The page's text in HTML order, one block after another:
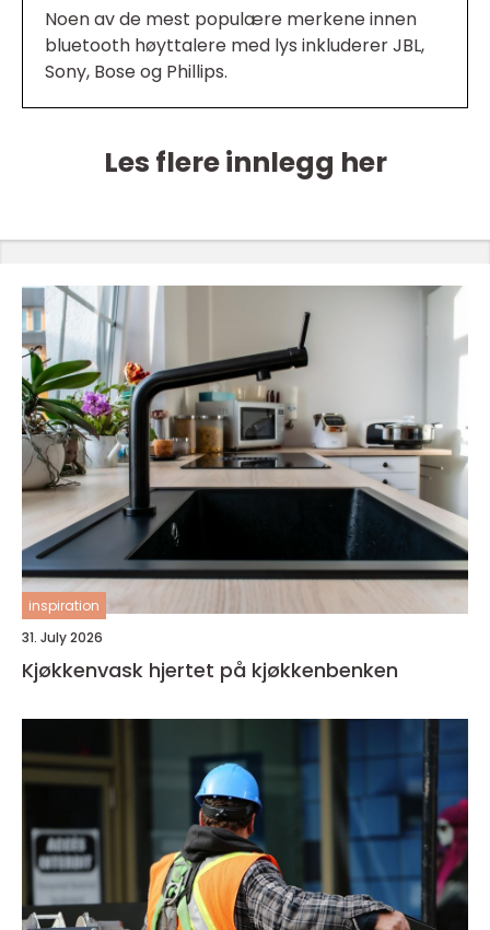
Noen av de mest populære merkene innen
bluetooth høyttalere med lys inkluderer JBL,
Sony, Bose og Phillips.
Les flere innlegg her
inspiration
31. July 2026
Kjøkkenvask hjertet på kjøkkenbenken